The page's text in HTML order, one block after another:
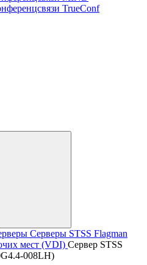
TrueConf
Серверы STSS Flagman
мест (VDI) Сервер STSS
008LH)